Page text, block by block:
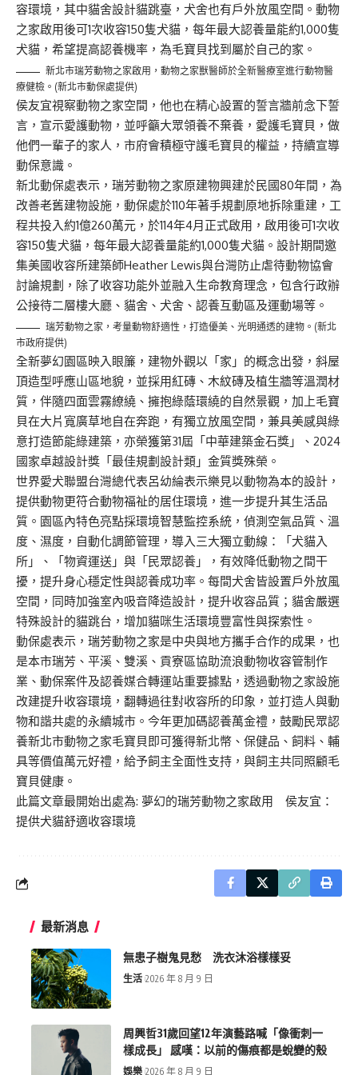
容環境，其中貓舍設計貓跳臺，犬舍也有戶外放風空間。動物
之家啟用後可1次收容150隻犬貓，每年最大認養量能約1,000隻
犬貓，希望提高認養機率，為毛寶貝找到屬於自己的家。
新北市瑞芳動物之家啟用，動物之家獸醫師於全新醫療室進行動物醫
療健檢。(新北市動保處提供)
侯友宜視察動物之家空間，他也在精心設置的誓言牆前念下誓
言，宣示愛護動物，並呼籲大眾領養不棄養，愛護毛寶貝，做
他們一輩子的家人，市府會積極守護毛寶貝的權益，持續宣導
動保意識。
新北動保處表示，瑞芳動物之家原建物興建於民國80年間，為
改善老舊建物設施，動保處於110年著手規劃原地拆除重建，工
程共投入約1億260萬元，於114年4月正式啟用，啟用後可1次收
容150隻犬貓，每年最大認養量能約1,000隻犬貓。設計期間邀
集美國收容所建築師Heather Lewis與台灣防止虐待動物協會
討論規劃，除了收容功能外並融入生命教育理念，包含行政辦
公接待二層樓大廳、貓舍、犬舍、認養互動區及運動場等。
瑞芳動物之家，考量動物舒適性，打造優美、光明通透的建物。(新北
市政府提供)
全新夢幻園區映入眼簾，建物外觀以「家」的概念出發，斜屋
頂造型呼應山區地貌，並採用紅磚、木紋磚及植生牆等溫潤材
質，伴隨四面雲霧繚繞、擁抱綠蔭環繞的自然景觀，加上毛寶
貝在大片寬廣草地自在奔跑，有獨立放風空間，兼具美感與綠
意打造節能綠建築，亦榮獲第31屆「中華建築金石獎」、2024
國家卓越設計獎「最佳規劃設計類」金質獎殊榮。
世界愛犬聯盟台灣總代表呂幼綸表示樂見以動物為本的設計，
提供動物更符合動物福祉的居住環境，進一步提升其生活品
質。園區內特色亮點採環境智慧監控系統，偵測空氣品質、溫
度、濕度，自動化調節管理，導入三大獨立動線：「犬貓入
所」、「物資運送」與「民眾認養」，有效降低動物之間干
擾，提升身心穩定性與認養成功率。每間犬舍皆設置戶外放風
空間，同時加強室內吸音降造設計，提升收容品質；貓舍嚴選
特殊設計的貓跳台，增加貓咪生活環境豐富性與探索性。
動保處表示，瑞芳動物之家是中央與地方攜手合作的成果，也
是本市瑞芳、平溪、雙溪、貢寮區協助流浪動物收容管制作
業、動保案件及認養媒合轉運站重要據點，透過動物之家設施
改建提升收容環境，翻轉過往對收容所的印象，並打造人與動
物和諧共處的永續城市。今年更加碼認養萬金禮，鼓勵民眾認
養新北市動物之家毛寶貝即可獲得新北幣、保健品、飼料、輔
具等價值萬元好禮，給予飼主全面性支持，與飼主共同照顧毛
寶貝健康。
此篇文章最開始出處為: 夢幻的瑞芳動物之家啟用 侯友宜：
提供犬貓舒適收容環境
最新消息
無患子樹鬼見愁 洗衣沐浴樣樣妥
生活 2026 年 8 月 9 日
周興哲31歲回望12年演藝路喊「像衝刺一
樣成長」 感嘆：以前的傷痕都是蛻變的殼
娛樂 2026 年 8 月 9 日